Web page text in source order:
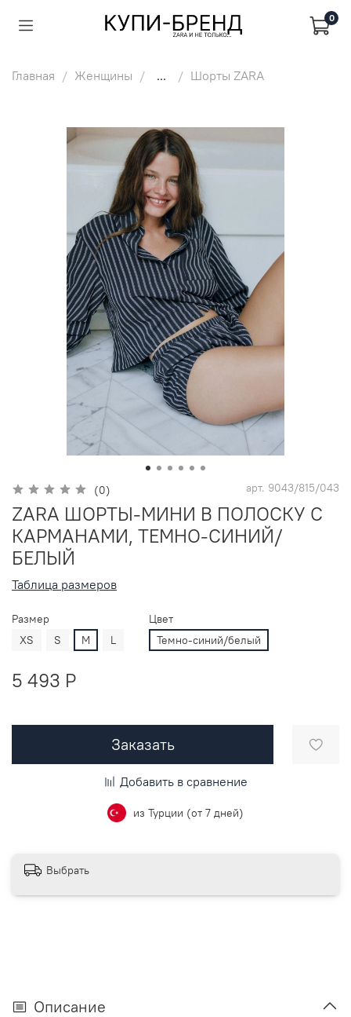
0
Главная Женщины ... Шорты ZARA
(0) арт. 9043/815/043
ZARA ШОРТЫ-МИНИ В ПОЛОСКУ С
КАРМАНАМИ, ТЕМНО-СИНИЙ/
БЕЛЫЙ
Таблица размеров
Размер
XS
S M L
Цвет
Темно-синий/белый
5 493 P
Заказать
Добавить в сравнение
из Турции (от 7 дней)
Выбрать
Описание